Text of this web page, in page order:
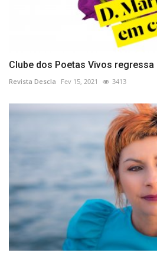
Clube dos Poetas Vivos regressa
Revista Descla Fev 15, 2021 3413